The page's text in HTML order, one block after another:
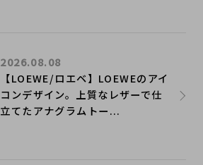
【LOEWE/ロエベ】LOEWEのアイ
コンデザイン。上質なレザーで仕
立てたアナグラムトー...
2026.08.08